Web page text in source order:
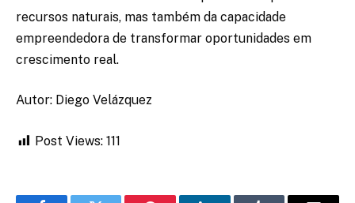
recursos naturais, mas também da capacidade
empreendedora de transformar oportunidades em
crescimento real.
Autor: Diego Velázquez
Post Views: 111